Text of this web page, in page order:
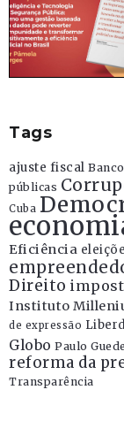
Tags
ajuste fiscal
públicas
Cuba
Eficiência
Direito
Instituto
de expressão
Globo Paulo
reforma da
Transparência